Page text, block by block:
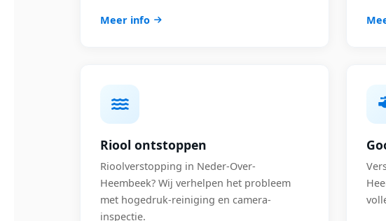
Meer info
Riool ontstoppen
Rioolverstopping in Neder-Over-
Heembeek? Wij verhelpen het probleem
met hogedruk-reiniging en camera-
inspectie.